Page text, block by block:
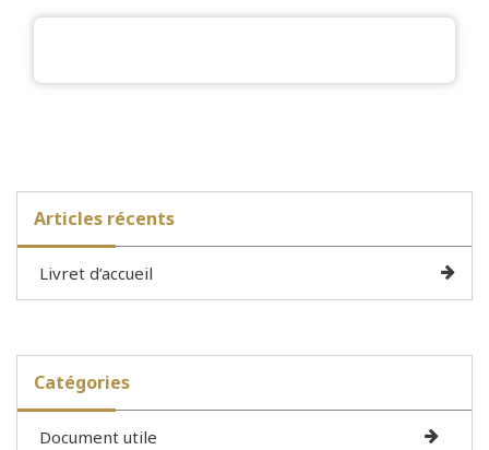
Articles récents
Livret d’accueil
Catégories
Document utile